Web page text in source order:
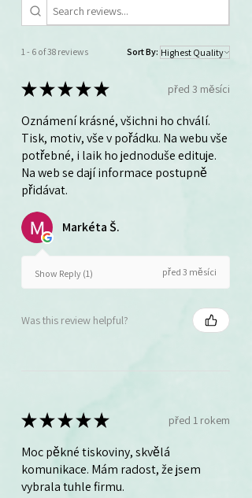
1 - 6 of 38 reviews Sort By:
★★★★★ před 3 měsíci
Oznámení krásné, všichni ho chválí.
Tisk, motiv, vše v pořádku. Na webu vše
potřebné, i laik ho jednoduše edituje.
Na web se dají informace postupně
přidávat.
Markéta Š.
Show Reply (1) před 3 měsíci
Was this review helpful?
★★★★★ před 1 rokem
Moc pěkné tiskoviny, skvělá
komunikace. Mám radost, že jsem
vybrala tuhle firmu.